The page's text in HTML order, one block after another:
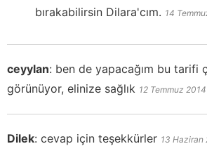
bırakabilirsin Dilara'cım. 14
ceyylan: ben de yapacağım bu tarifi
görünüyor, elinize sağlık 12 Temmuz 2014
Dilek: cevap için teşekkürler 13 Haziran